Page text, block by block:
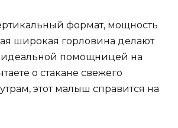
формат, мощность
широкая горловина делают
идеальной помощницей на
о стакане свежего
этот малыш справится на